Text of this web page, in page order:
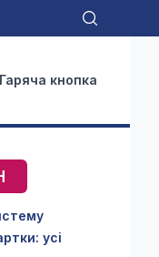
Гаряча кнопка
усі